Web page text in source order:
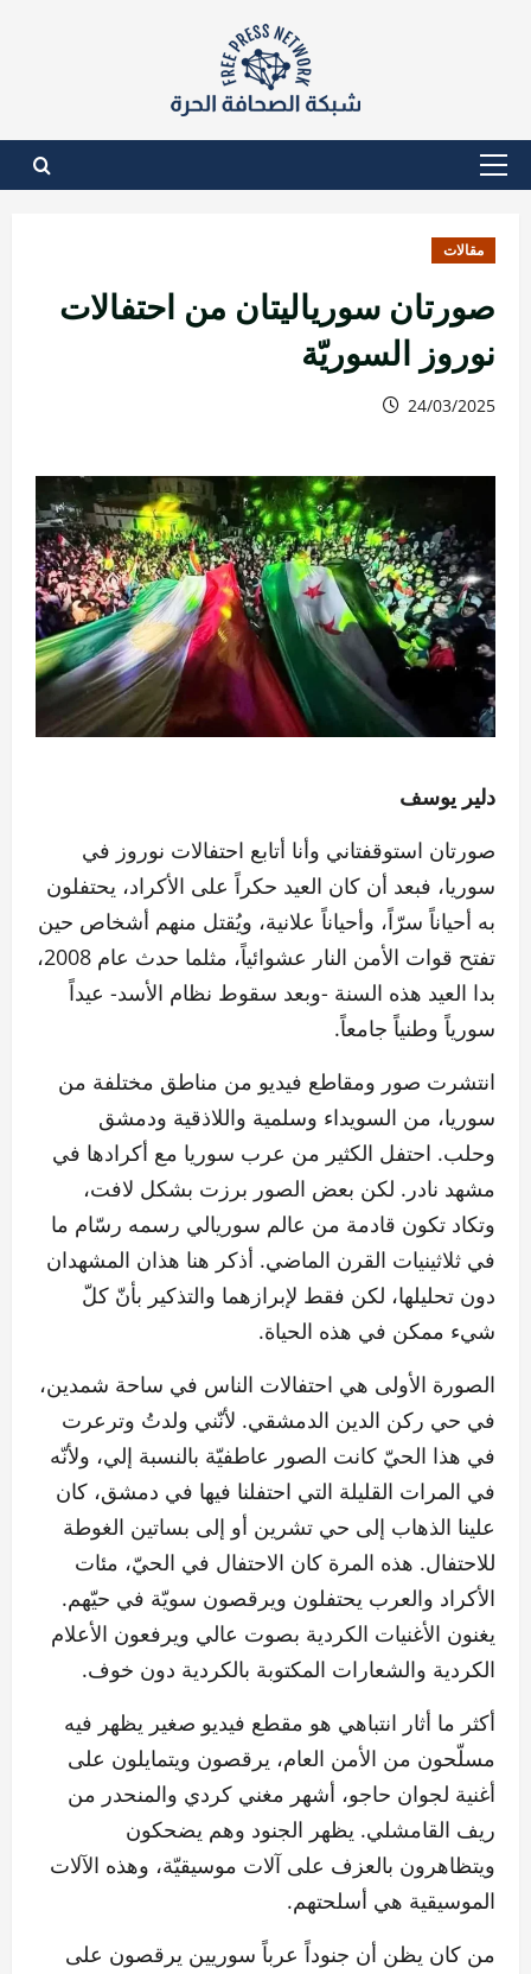
القائمة
مقالات
صورتان سورياليتان من احتفالات
نوروز السوريّة
24/03/2025
دلير يوسف
صورتان استوقفتاني وأنا أتابع احتفالات نوروز في
سوريا، فبعد أن كان العيد حكراً على الأكراد، يحتفلون
به أحياناً سرّاً، وأحياناً علانية، ويُقتل منهم أشخاص حين
تفتح قوات الأمن النار عشوائياً، مثلما حدث عام 2008،
بدا العيد هذه السنة -وبعد سقوط نظام الأسد- عيداً
سورياً وطنياً جامعاً.
انتشرت صور ومقاطع فيديو من مناطق مختلفة من
سوريا، من السويداء وسلمية واللاذقية ودمشق
وحلب. احتفل الكثير من عرب سوريا مع أكرادها في
مشهد نادر. لكن بعض الصور برزت بشكل لافت،
وتكاد تكون قادمة من عالم سوريالي رسمه رسّام ما
في ثلاثينيات القرن الماضي. أذكر هنا هذان المشهدان
دون تحليلها، لكن فقط لإبرازهما والتذكير بأنّ كلّ
شيء ممكن في هذه الحياة.
الصورة الأولى هي احتفالات الناس في ساحة شمدين،
في حي ركن الدين الدمشقي. لأنّني ولدتُ وترعرت
في هذا الحيّ كانت الصور عاطفيّة بالنسبة إلي، ولأنّه
في المرات القليلة التي احتفلنا فيها في دمشق، كان
علينا الذهاب إلى حي تشرين أو إلى بساتين الغوطة
للاحتفال. هذه المرة كان الاحتفال في الحيّ، مئات
الأكراد والعرب يحتفلون ويرقصون سويّة في حيّهم.
يغنون الأغنيات الكردية بصوت عالي ويرفعون الأعلام
الكردية والشعارات المكتوبة بالكردية دون خوف.
أكثر ما أثار انتباهي هو مقطع فيديو صغير يظهر فيه
مسلّحون من الأمن العام، يرقصون ويتمايلون على
أغنية لجوان حاجو، أشهر مغني كردي والمنحدر من
ريف القامشلي. يظهر الجنود وهم يضحكون
ويتظاهرون بالعزف على آلات موسيقيّة، وهذه الآلات
الموسيقية هي أسلحتهم.
من كان يظن أن جنوداً عرباً سوريين يرقصون على